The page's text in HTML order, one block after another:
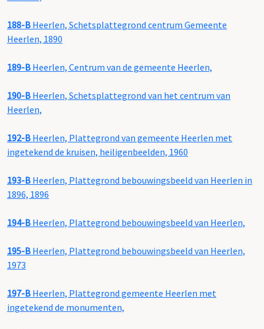
188-B Heerlen, Schetsplattegrond centrum Gemeente
Heerlen, 1890
189-B Heerlen, Centrum van de gemeente Heerlen,
190-B Heerlen, Schetsplattegrond van het centrum van
Heerlen,
192-B Heerlen, Plattegrond van gemeente Heerlen met
ingetekend de kruisen, heiligenbeelden, 1960
193-B Heerlen, Plattegrond bebouwingsbeeld van Heerlen in
1896, 1896
194-B Heerlen, Plattegrond bebouwingsbeeld van Heerlen,
195-B Heerlen, Plattegrond bebouwingsbeeld van Heerlen,
1973
197-B Heerlen, Plattegrond gemeente Heerlen met
ingetekend de monumenten,